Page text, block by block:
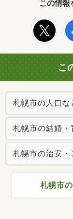
この情報
こ
札幌市の人口な
札幌市の結婚・
札幌市の治安・
札幌市